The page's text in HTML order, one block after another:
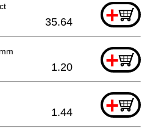
+
35.64
+
1.20
+
1.44